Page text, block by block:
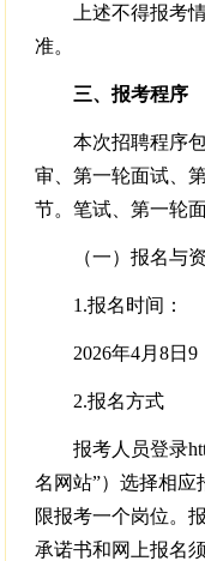
上述不得报考
准。
三、报考程序
本次招聘程序
审、第一轮面试、
节。笔试、第一轮
（一）报名与
1.报名时间：
2026年4月8日9
2.报名方式
报考人员登录
名网站”）选择相应
限报考一个岗位。
承诺书和网上报名